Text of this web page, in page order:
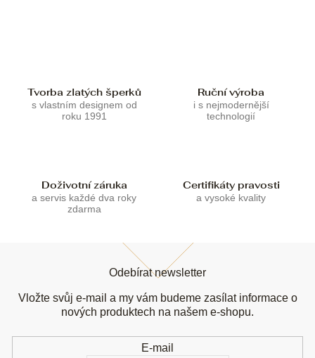
Tvorba zlatých šperků
s vlastním designem od
roku 1991
Ruční výroba
i s nejmodernější
technologií
Doživotní záruka
a servis každé dva roky
zdarma
Certifikáty pravosti
a vysoké kvality
Odebírat newsletter
Vložte svůj e-mail a my vám budeme zasílat informace o
nových produktech na našem e-shopu.
E-mail